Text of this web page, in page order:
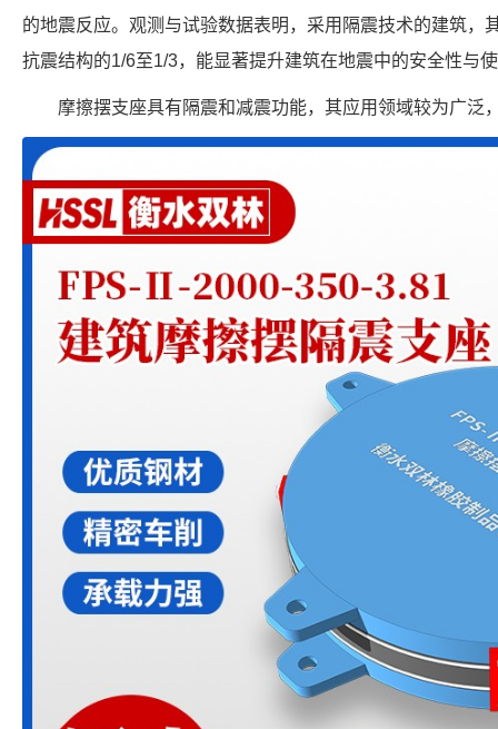
的地震反应。观测与试验数据表明，采用隔震技术的建筑，
抗震结构的1/6至1/3，能显著提升建筑在地震中的安全性与
摩擦摆支座具有隔震和减震功能，其应用领域较为广泛